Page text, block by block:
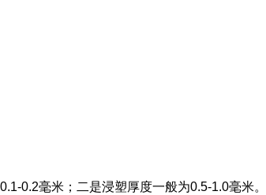
0.2毫米；二是浸塑厚度一般为0.5-1.0毫米。